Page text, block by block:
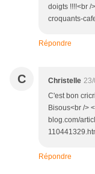
doigts !!!!<br /
croquants-
Répondre
C Christelle
C'est bon
Bisous<br />
blog.com/
Répondre